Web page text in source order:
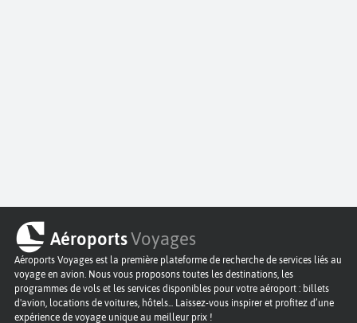
AéroportsVoyages
Aéroports Voyages est la première plateforme de recherche de services liés au
voyage en avion. Nous vous proposons toutes les destinations, les
programmes de vols et les services disponibles pour votre aéroport : billets
d'avion, locations de voitures, hôtels... Laissez-vous inspirer et profitez d’une
expérience de voyage unique au meilleur prix !